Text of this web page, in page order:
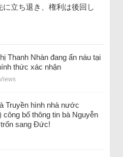
立ち退き、権利は後回し
Thanh Nhàn đang ẩn náu tại
thức xác nhận
Truyền hình nhà nước
công bố thông tin bà Nguyễn
sang Đức!